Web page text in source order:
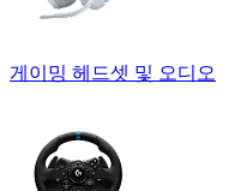
게이밍 헤드셋 및 오디오